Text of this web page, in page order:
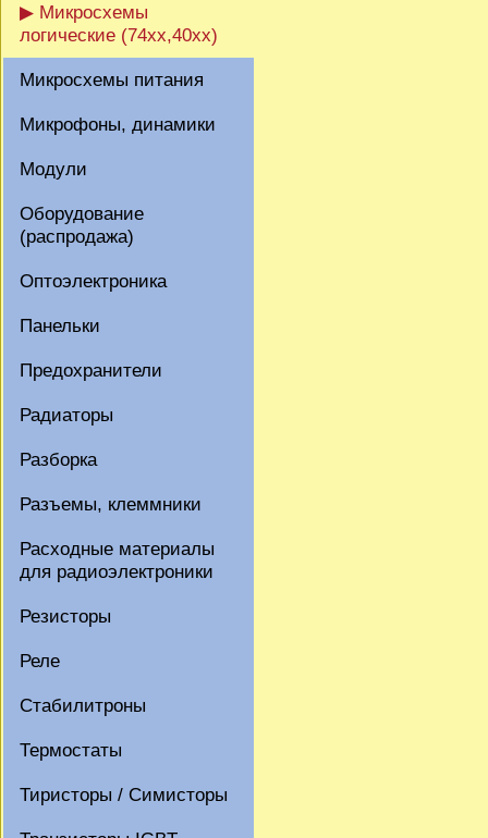
▶ Микросхемы
логические (74xx,40xx)
Микросхемы питания
Микрофоны, динамики
Модули
Оборудование
(распродажа)
Оптоэлектроника
Панельки
Предохранители
Радиаторы
Разборка
Разъемы, клеммники
Расходные материалы
для радиоэлектроники
Резисторы
Реле
Стабилитроны
Термостаты
Тиристоры / Симисторы